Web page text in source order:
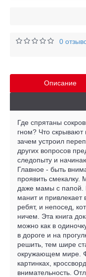
0
Описание
Где спрятаны
гном? Что скрывают
зачем устроил
других вопросов
следопыту и
Главное - быть
проявить смекалку.
даже мамы с папой.
манит и привлекает
ребят, и непосед,
ничем. Эта книга
можно как в
в дороге и на
решить, тем шире
окружающем мире.
картинках,
внимательность.